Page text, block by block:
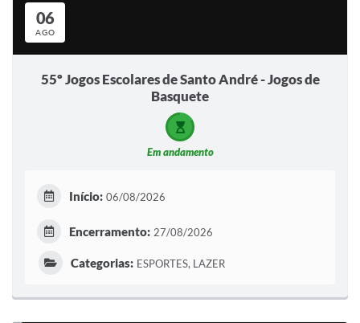
06
AGO
55º Jogos Escolares de Santo André - Jogos de
Basquete
Em andamento
Início: 06/08/2026
Encerramento: 27/08/2026
Categorias: ESPORTES, LAZER